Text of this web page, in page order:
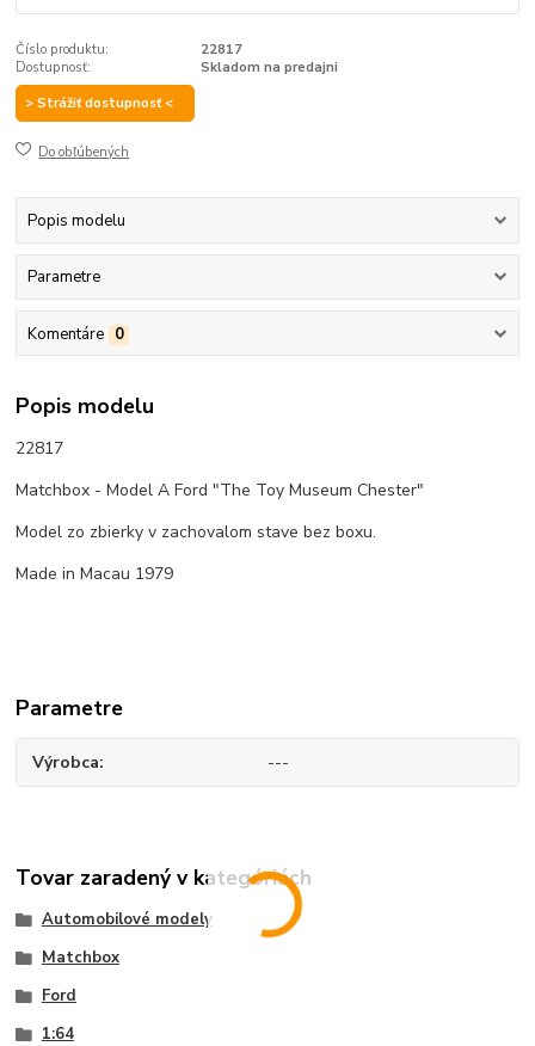
Číslo produktu:
22817
Dostupnosť:
Skladom na predajni
> Strážiť dostupnosť <
Do obľúbených
Popis modelu
Parametre
Komentáre 0
Popis modelu
22817
Matchbox - Model A Ford "The Toy Museum Chester"
Model zo zbierky v zachovalom stave bez boxu.
Made in Macau 1979
Parametre
Výrobca ---
Tovar zaradený v kategóriách
Automobilové modely
Matchbox
Ford
1:64